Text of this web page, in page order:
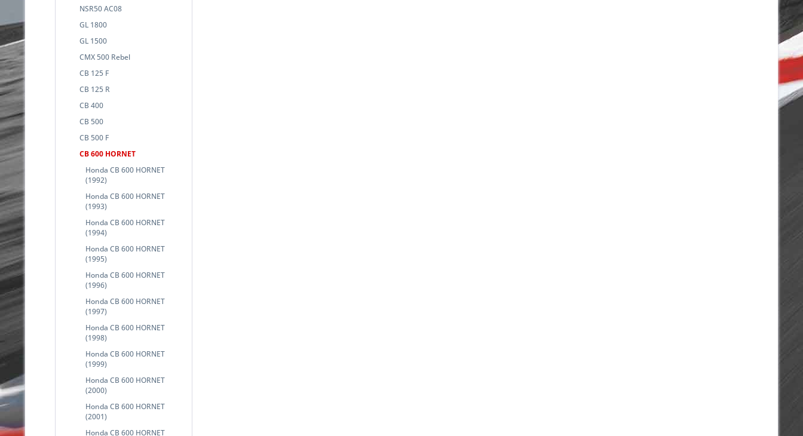
NSR50 AC08
GL 1800
GL 1500
CMX 500 Rebel
CB 125 F
CB 125 R
CB 400
CB 500
CB 500 F
CB 600 HORNET
Honda CB 600 HORNET
(1992)
Honda CB 600 HORNET
(1993)
Honda CB 600 HORNET
(1994)
Honda CB 600 HORNET
(1995)
Honda CB 600 HORNET
(1996)
Honda CB 600 HORNET
(1997)
Honda CB 600 HORNET
(1998)
Honda CB 600 HORNET
(1999)
Honda CB 600 HORNET
(2000)
Honda CB 600 HORNET
(2001)
Honda CB 600 HORNET